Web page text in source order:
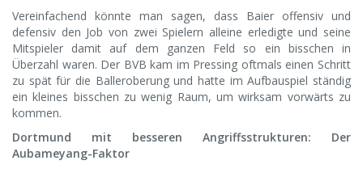
Vereinfachend könnte man sagen, dass Baier offensiv und
defensiv den Job von zwei Spielern alleine erledigte und seine
Mitspieler damit auf dem ganzen Feld so ein bisschen in
Überzahl waren. Der BVB kam im Pressing oftmals einen Schritt
zu spät für die Balleroberung und hatte im Aufbauspiel ständig
ein kleines bisschen zu wenig Raum, um wirksam vorwärts zu
kommen.
Dortmund mit besseren Angriffsstrukturen: Der
Aubameyang-Faktor